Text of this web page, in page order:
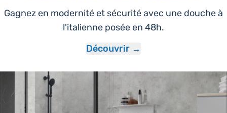
Gagnez en modernité et sécurité avec une douche à
l'italienne posée en 48h.
Découvrir